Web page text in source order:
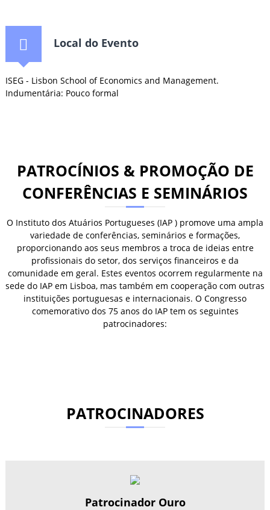
Local do Evento
ISEG - Lisbon School of Economics and Management.
Indumentária: Pouco formal
PATROCÍNIOS & PROMOÇÃO DE
CONFERÊNCIAS E SEMINÁRIOS
O Instituto dos Atuários Portugueses (IAP ) promove uma ampla
variedade de conferências, seminários e formações,
proporcionando aos seus membros a troca de ideias entre
profissionais do setor, dos serviços financeiros e da
comunidade em geral. Estes eventos ocorrem regularmente na
sede do IAP em Lisboa, mas também em cooperação com outras
instituições portuguesas e internacionais. O Congresso
comemorativo dos 75 anos do IAP tem os seguintes
patrocinadores:
PATROCINADORES
Patrocinador Ouro